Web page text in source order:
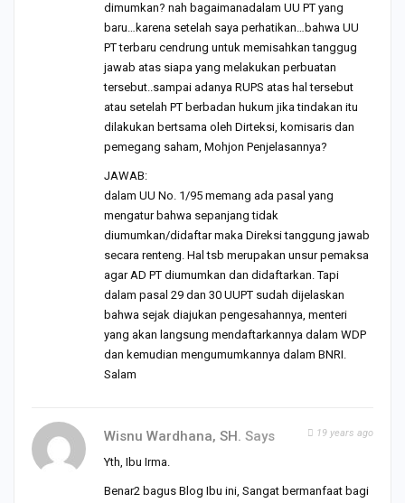
dimumkan? nah bagaimanadalam UU PT yang
baru…karena setelah saya perhatikan…bahwa UU
PT terbaru cendrung untuk memisahkan tanggug
jawab atas siapa yang melakukan perbuatan
tersebut..sampai adanya RUPS atas hal tersebut
atau setelah PT berbadan hukum jika tindakan itu
dilakukan bertsama oleh Dirteksi, komisaris dan
pemegang saham, Mohjon Penjelasannya?
JAWAB:
dalam UU No. 1/95 memang ada pasal yang
mengatur bahwa sepanjang tidak
diumumkan/didaftar maka Direksi tanggung jawab
secara renteng. Hal tsb merupakan unsur pemaksa
agar AD PT diumumkan dan didaftarkan. Tapi
dalam pasal 29 dan 30 UUPT sudah dijelaskan
bahwa sejak diajukan pengesahannya, menteri
yang akan langsung mendaftarkannya dalam WDP
dan kemudian mengumumkannya dalam BNRI.
Salam
Wisnu Wardhana, SH. Says 19 years ago
Yth, Ibu Irma.
Benar2 bagus Blog Ibu ini, Sangat bermanfaat bagi